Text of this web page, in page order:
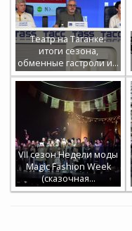
Театр на Таганке:
итоги сезона,
обменные гастроли и…
VII сезон Недели моды
Magic Fashion Week
(сказочная…